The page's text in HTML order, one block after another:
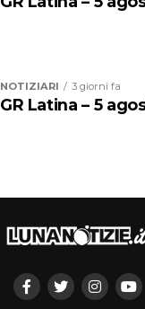
NOTIZIARI 3 giorni fa
GR Latina – 5